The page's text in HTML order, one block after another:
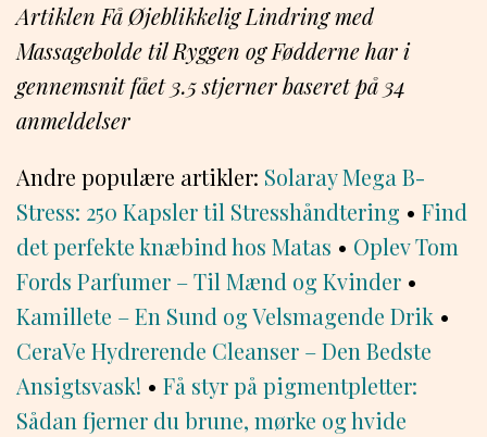
Artiklen Få Øjeblikkelig Lindring med
Massagebolde til Ryggen og Fødderne har i
gennemsnit fået3.5stjerner baseret på 34
anmeldelser
Andre populære artikler: Solaray Mega B-
Stress: 250 Kapsler til Stresshåndtering • Find
det perfekte knæbind hos Matas • Oplev Tom
Fords Parfumer – Til Mænd og Kvinder •
Kamillete – En Sund og Velsmagende Drik •
CeraVe Hydrerende Cleanser – Den Bedste
Ansigtsvask! • Få styr på pigmentpletter:
Sådan fjerner du brune, mørke og hvide